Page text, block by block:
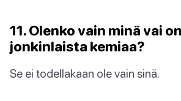
11. Olenko vain minä vai
jonkinlaista kemiaa?
Se ei todellakaan ole vain sinä.